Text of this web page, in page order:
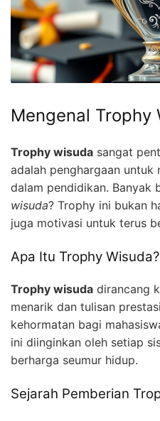
Mengenal Trophy
Trophy wisuda sangat
adalah penghargaan untuk
dalam pendidikan. Banyak
wisuda? Trophy ini bukan
juga motivasi untuk terus
Apa Itu Trophy Wisuda?
Trophy wisuda dirancang
menarik dan tulisan
kehormatan bagi
ini diinginkan oleh setiap
berharga seumur hidup.
Sejarah Pemberian